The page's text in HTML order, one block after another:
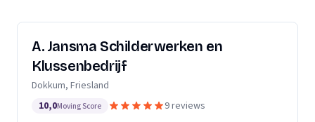
A. Jansma Schilderwerken en
Klussenbedrijf
Dokkum, Friesland
10,0Moving Score 9 reviews